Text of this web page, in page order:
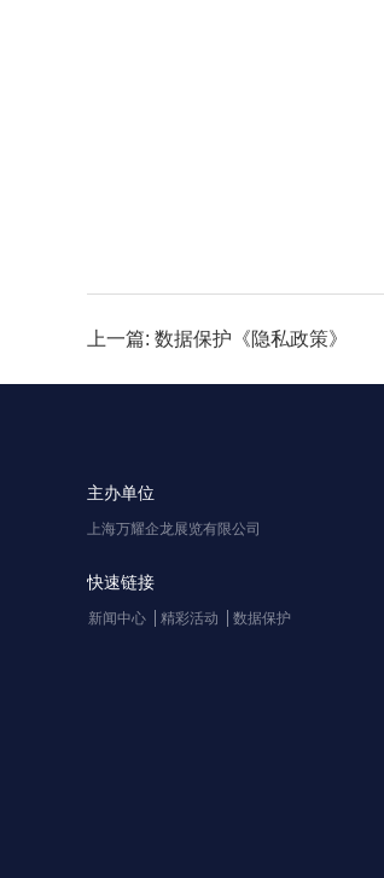
上一篇: 数据保护《隐私政策》
主办单位
上海万耀企龙展览有限公司
快速链接
新闻中心 精彩活动 数据保护